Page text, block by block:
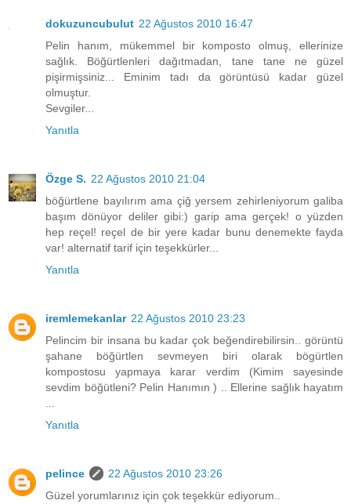
dokuzuncubulut 22 Ağustos 2010 16:47
Pelin hanım, mükemmel bir komposto olmuş, ellerinize
sağlık. Böğürtlenleri dağıtmadan, tane tane ne güzel
pişirmişsiniz... Eminim tadı da görüntüsü kadar güzel
olmuştur.
Sevgiler...
Yanıtla
Özge S. 22 Ağustos 2010 21:04
böğürtlene bayılırım ama çiğ yersem zehirleniyorum galiba
başım dönüyor deliler gibi:) garip ama gerçek! o yüzden
hep reçel! reçel de bir yere kadar bunu denemekte fayda
var! alternatif tarif için teşekkürler...
Yanıtla
iremlemekanlar 22 Ağustos 2010 23:23
Pelincim bir insana bu kadar çok beğendirebilirsin.. görüntü
şahane böğürtlen sevmeyen biri olarak bögürtlen
kompostosu yapmaya karar verdim (Kimim sayesinde
sevdim böğütleni? Pelin Hanımın ) .. Ellerine sağlık hayatım
Yanıtla
pelince
22 Ağustos 2010 23:26
Güzel yorumlarınız için çok teşekkür ediyorum..